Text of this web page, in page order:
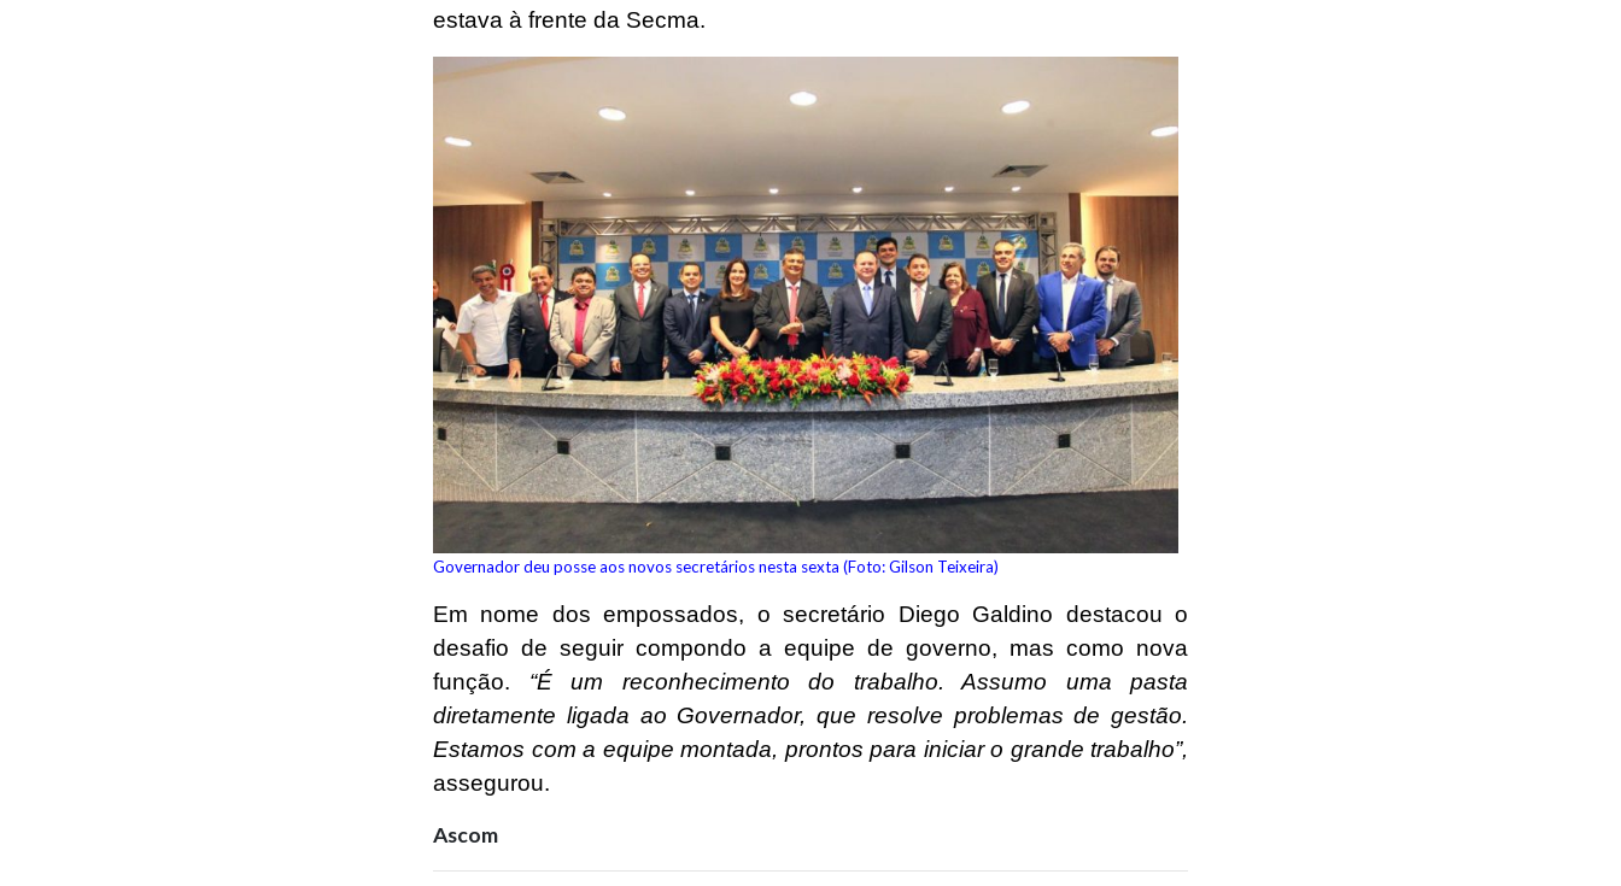
estava à frente da Secma.
Governador deu posse aos novos secretários nesta sexta (Foto: Gilson Teixeira)
Em nome dos empossados, o secretário Diego Galdino destacou o
desafio de seguir compondo a equipe de governo, mas como nova
função. “É um reconhecimento do trabalho. Assumo uma pasta
diretamente ligada ao Governador, que resolve problemas de gestão.
Estamos com a equipe montada, prontos para iniciar o grande trabalho”,
assegurou.
Ascom